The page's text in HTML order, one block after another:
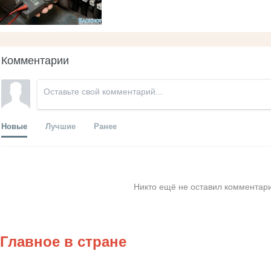
Комментарии
Новые Лучшие Ранее
Никто ещё не оставил
Главное в стране